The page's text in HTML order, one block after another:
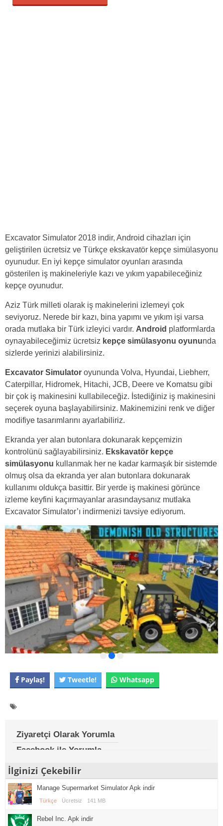
Excavator Simulator 2018 indir, Android cihazları için
geliştirilen ücretsiz ve Türkçe ekskavatör kepçe simülasyonu
oyunudur. En iyi kepçe simulator oyunları arasında
gösterilen iş makineleriyle kazı ve yıkım yapabileceğiniz
kepçe oyunudur.
Aziz Türk milleti olarak iş makinelerini izlemeyi çok
seviyoruz. Nerede bir kazı, bina yapımı ve yıkım işi varsa
orada mutlaka bir Türk izleyici vardır. Android platformlarda
oynayabileceğimiz ücretsiz kepçe simülasyonu oyununda
sizlerde yerinizi alabilirsiniz.
Excavator Simulator oyununda Volva, Hyundai, Liebherr,
Caterpillar, Hidromek, Hitachi, JCB, Deere ve Komatsu gibi
bir çok iş makinesini kullabileceğiz. İstediğiniz iş makinesini
seçerek oyuna başlayabilirsiniz. Makinemizini renk ve diğer
modifiye tasarımlarını ayarlabiliriz.
Ekranda yer alan butonlara dokunarak kepçemizin
kontrolünü sağlayabilirsiniz. Ekskavatör kepçe
simülasyonu kullanmak her ne kadar karmaşık bir sistemde
olmuş olsa da ekranda yer alan butonlara dokunarak
kullanımı oldukça basittir. Bir yerde iş makinesi görünce
izleme keyfini kaçırmayanlar arasındaysanız mutlaka
Excavator Simulator’ı indirmenizi tavsiye ediyorum.
Paylaş! Tweetle! Whatsapp
Ziyaretçi Olarak Yorumla
Facebook ile Yorumla
İlginizi Çekebilir
Manage Supermarket Simulator Apk indir
Türkçe Ücretsiz 141 MB
Rebel Inc. Apk indir